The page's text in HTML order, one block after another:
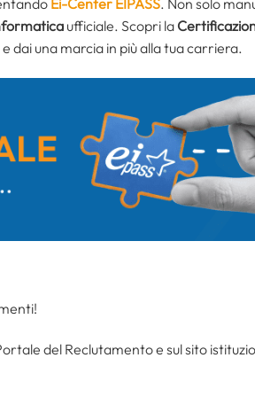
Ei-Center EIPASS. Non solo
ufficiale. Scopri la
dai una marcia in più alla tua carriera.
del Reclutamento e sul sito